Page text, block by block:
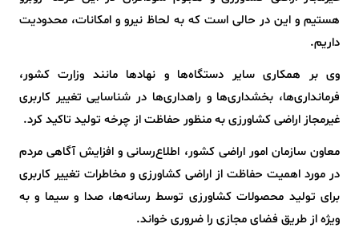
هستیم و این در حالی است که به لحاظ نیرو و امکانات، محدودیت
داریم.
وی بر همکاری سایر دستگاه‌ها و نهادها مانند وزارت کشور،
فرمانداری‌ها، بخشداری‌ها و راهداری‌ها در شناسایی تغییر کاربری
غیرمجاز اراضی کشاورزی به منظور حفاظت از چرخه تولید تاکید کرد.
معاون سازمان امور اراضی کشور، اطلاع‌رسانی و افزایش آگاهی مردم
در مورد اهمیت حفاظت از اراضی کشاورزی و مخاطرات تغییر کاربری
برای تولید محصولات کشاورزی توسط رسانه‌ها، صدا و سیما و به
ویژه از طریق فضای مجازی را ضروری خواند.